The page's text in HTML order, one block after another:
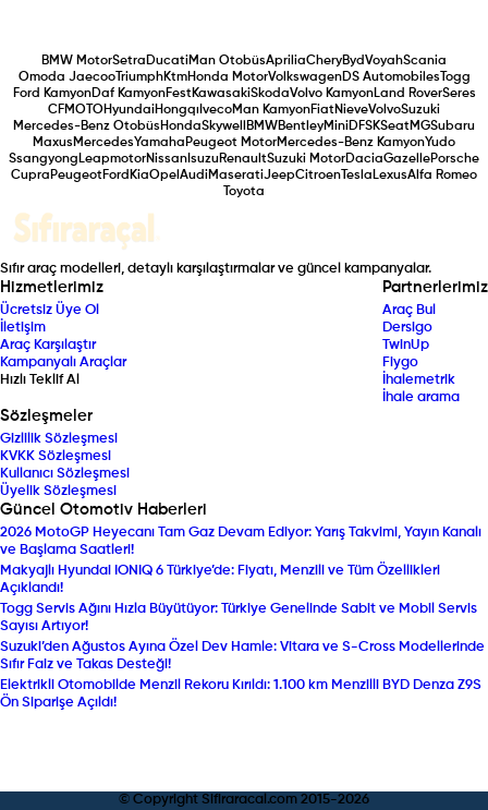
BMW MotorSetra Ducati Man OtobüsApriliaCheryBydVoyahScania
Omoda JaecooTriumphKtmHonda MotorVolkswagenDS Automobiles Togg
Ford KamyonDaf KamyonFestKawasakiSkodaVolvo KamyonLand RoverSeres
CFMOTOHyundai Hongqı IvecoMan KamyonFiatNieveVolvoSuzuki
Mercedes-Benz Otobüs HondaSkywell BMWBentleyMini DFSKSeatMGSubaru
Maxus MercedesYamaha Peugeot MotorMercedes-Benz KamyonYudo
Ssangyong LeapmotorNissan IsuzuRenaultSuzuki MotorDaciaGazellePorsche
Cupra PeugeotFord KiaOpel Audi MaseratiJeepCitroen Tesla LexusAlfa Romeo
Toyota
Sıfır araç modelleri, detaylı karşılaştırmalar ve güncel kampanyalar.
Hizmetlerimiz
Ücretsiz Üye Ol
İletişim
Araç Karşılaştır
Kampanyalı Araçlar
Hızlı Teklif Al
Partnerlerimiz
Araç Bul
Dersigo
TwinUp
Fiygo
İhalemetrik
İhale arama
Sözleşmeler
Gizlilik Sözleşmesi
KVKK Sözleşmesi
Kullanıcı Sözleşmesi
Üyelik Sözleşmesi
Güncel Otomotiv Haberleri
2026 MotoGP Heyecanı Tam Gaz Devam Ediyor: Yarış Takvimi, Yayın Kanalı
ve Başlama Saatleri!
Makyajlı Hyundai IONIQ 6 Türkiye’de: Fiyatı, Menzili ve Tüm Özellikleri
Açıklandı!
Togg Servis Ağını Hızla Büyütüyor: Türkiye Genelinde Sabit ve Mobil Servis
Sayısı Artıyor!
Suzuki’den Ağustos Ayına Özel Dev Hamle: Vitara ve S-Cross Modellerinde
Sıfır Faiz ve Takas Desteği!
Elektrikli Otomobilde Menzil Rekoru Kırıldı: 1.100 km Menzilli BYD Denza Z9S
Ön Siparişe Açıldı!
© Copyright Sifiraracal.com 2015-2026